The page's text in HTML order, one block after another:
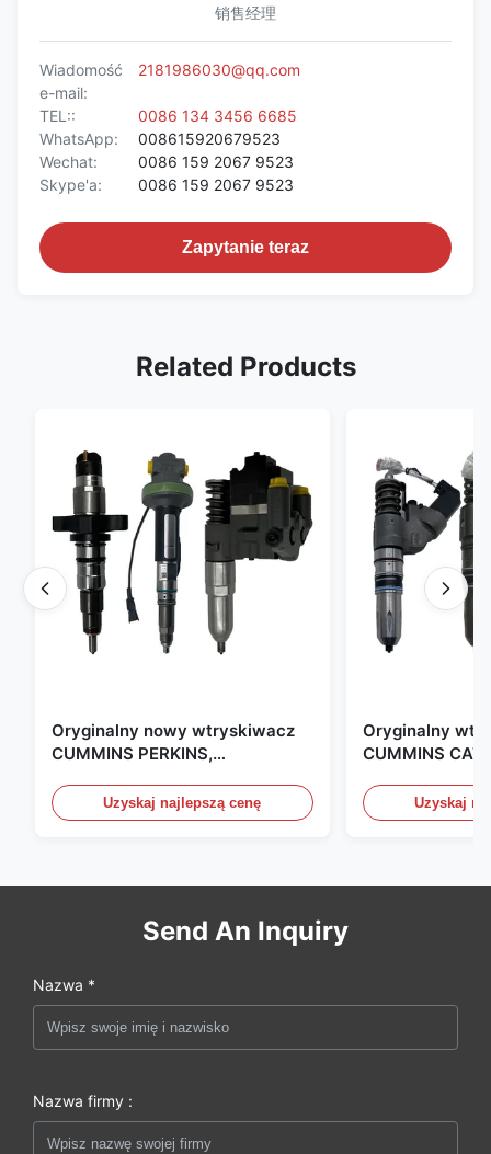
销售经理
Wiadomość
e-mail:
2181986030@qq.com
TEL::
0086 134 3456 6685
WhatsApp:
008615920679523
Wechat:
0086 159 2067 9523
Skype'a:
0086 159 2067 9523
Zapytanie teraz
Related Products
Oryginalny nowy wtryskiwacz
CUMMINS PERKINS,
CAT, CUMMINS, Pkerins Dealer,
wszystko jest oryginalnie nowe
Uzyskaj najlepszą cenę
Oryginalny
CUMMINS CAT
Zjednoczonych.
Uzyskaj
Send An Inquiry
Nazwa *
Nazwa firmy :